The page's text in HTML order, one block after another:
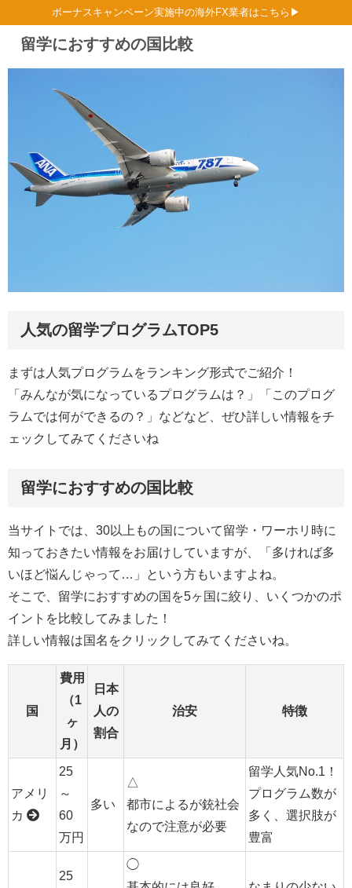
ボーナスキャンペーン実施中の海外FX業者はこちら▶
留学におすすめの国比較
人気の留学プログラムTOP5
まずは人気プログラムをランキング形式でご紹介！
「みんなが気になっているプログラムは？」「このプログ
ラムでは何ができるの？」などなど、ぜひ詳しい情報をチ
ェックしてみてくださいね
留学におすすめの国比較
当サイトでは、30以上もの国について留学・ワーホリ時に
知っておきたい情報をお届けしていますが、「多ければ多
いほど悩んじゃって…」という方もいますよね。
そこで、留学におすすめの国を5ヶ国に絞り、いくつかのポ
イントを比較してみました！
詳しい情報は国名をクリックしてみてくださいね。
国
費用
（1
ヶ
月）
日本
人の
割合
治安 特徴
アメリ
カ
25
～
60
万円
多い
△
都市によるが銃社会
なので注意が必要
留学人気No.1！
プログラム数が
多く、選択肢が
豊富
25
◯